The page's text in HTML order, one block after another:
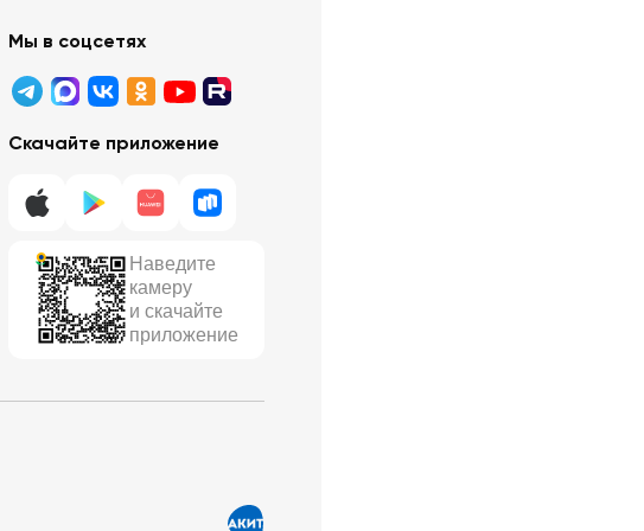
Мы в соцсетях
Скачайте приложение
Наведите
камеру
и скачайте
приложение